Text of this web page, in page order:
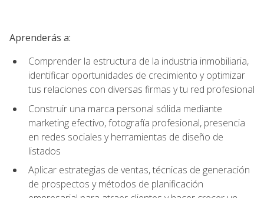
Aprenderás a:
Comprender la estructura de la industria inmobiliaria,
identificar oportunidades de crecimiento y optimizar
tus relaciones con diversas firmas y tu red profesional
Construir una marca personal sólida mediante
marketing efectivo, fotografía profesional, presencia
en redes sociales y herramientas de diseño de
listados
Aplicar estrategias de ventas, técnicas de generación
de prospectos y métodos de planificación